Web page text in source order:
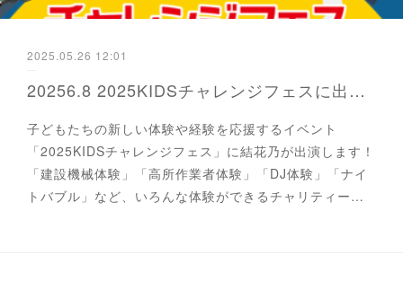
2025.05.26 12:01
20256.8 2025KIDSチャレンジフェスに出演します。
子どもたちの新しい体験や経験を応援するイベント
「2025KIDSチャレンジフェス」に結花乃が出演します！
「建設機械体験」「高所作業者体験」「DJ体験」「ナイ
トバブル」など、いろんな体験ができるチャリティー…